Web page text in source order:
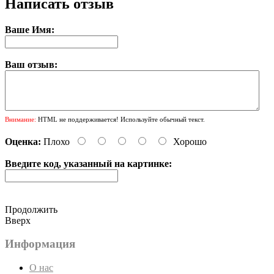
Написать отзыв
Ваше Имя:
Ваш отзыв:
Внимание: HTML не поддерживается! Используйте обычный текст.
Оценка: Плохо Хорошо
Введите код, указанный на картинке:
Продолжить
Вверх
Информация
О нас